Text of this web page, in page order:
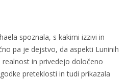
spoznala, s kakimi izzivi in
pa je dejstvo, da aspekti Luninih
in privedejo določeno
preteklosti in tudi prikazala